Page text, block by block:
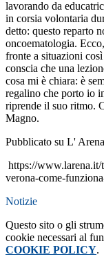
lavorando da
in corsia volontaria
detto: questo reparto
oncoematologia.
fronte a situazioni
conscia che una
cosa mi è chiara: è
regalino che porto io
riprende il suo ritmo.
Magno.
Pubblicato su L'
https://www.larena.it/
verona-come-
Notizie
Questo sito o gli
cookie necessari al
COOKIE POLICY.